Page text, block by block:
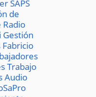
SAPS
de
Radio
Gestión
Fabricio
Trabajo
Audio